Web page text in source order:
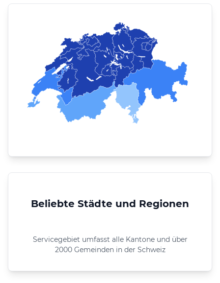
Beliebte Städte und Regionen
Servicegebiet umfasst alle Kantone und über
2000 Gemeinden in der Schweiz